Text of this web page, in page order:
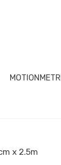
x 2.5m